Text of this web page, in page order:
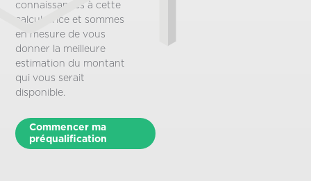
connaissances à cette
calculatrice et sommes
en mesure de vous
donner la meilleure
estimation du montant
qui vous serait
disponible.
Commencer ma
préqualification